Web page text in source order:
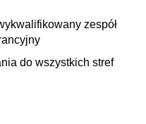
zespół
do wszystkich stref